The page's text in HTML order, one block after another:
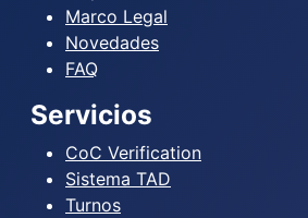
Marco Legal
Novedades
FAQ
Servicios
CoC Verification
Sistema TAD
Turnos